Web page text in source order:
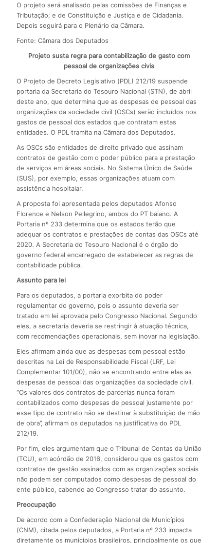
O projeto será analisado pelas comissões de Finanças e
Tributação; e de Constituição e Justiça e de Cidadania.
Depois seguirá para o Plenário da Câmara.
Fonte: Câmara dos Deputados
Projeto susta regra para contabilização de gasto com
pessoal de organizações civis
O Projeto de Decreto Legislativo (PDL) 212/19 suspende
portaria da Secretaria do Tesouro Nacional (STN), de abril
deste ano, que determina que as despesas de pessoal das
organizações da sociedade civil (OSCs) serão incluídos nos
gastos de pessoal dos estados que contratam estas
entidades. O PDL tramita na Câmara dos Deputados.
As OSCs são entidades de direito privado que assinam
contratos de gestão com o poder público para a prestação
de serviços em áreas sociais. No Sistema Único de Saúde
(SUS), por exemplo, essas organizações atuam com
assistência hospitalar.
A proposta foi apresentada pelos deputados Afonso
Florence e Nelson Pellegrino, ambos do PT baiano. A
Portaria nº 233 determina que os estados terão que
adequar os contratos e prestações de contas das OSCs até
2020. A Secretaria do Tesouro Nacional é o órgão do
governo federal encarregado de estabelecer as regras de
contabilidade pública.
Assunto para lei
Para os deputados, a portaria exorbita do poder
regulamentar do governo, pois o assunto deveria ser
tratado em lei aprovada pelo Congresso Nacional. Segundo
eles, a secretaria deveria se restringir à atuação técnica,
com recomendações operacionais, sem inovar na legislação.
Eles afirmam ainda que as despesas com pessoal estão
descritas na Lei de Responsabilidade Fiscal (LRF, Lei
Complementar 101/00), não se encontrando entre elas as
despesas de pessoal das organizações da sociedade civil.
“Os valores dos contratos de parcerias nunca foram
contabilizados como despesas de pessoal justamente por
esse tipo de contrato não se destinar à substituição de mão
de obra”, afirmam os deputados na justificativa do PDL
212/19.
Por fim, eles argumentam que o Tribunal de Contas da União
(TCU), em acórdão de 2016, considerou que os gastos com
contratos de gestão assinados com as organizações sociais
não podem ser computados como despesas de pessoal do
ente público, cabendo ao Congresso tratar do assunto.
Preocupação
De acordo com a Confederação Nacional de Municípios
(CNM), citada pelos deputados, a Portaria nº 233 impacta
diretamente os municípios brasileiros, principalmente os que